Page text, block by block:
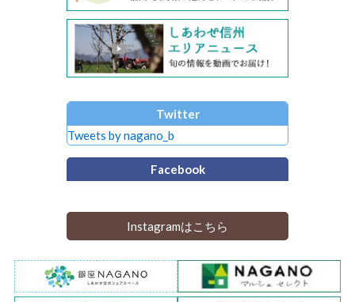
Twitter
Tweets by nagano_b
Facebook
Instagramはこちら